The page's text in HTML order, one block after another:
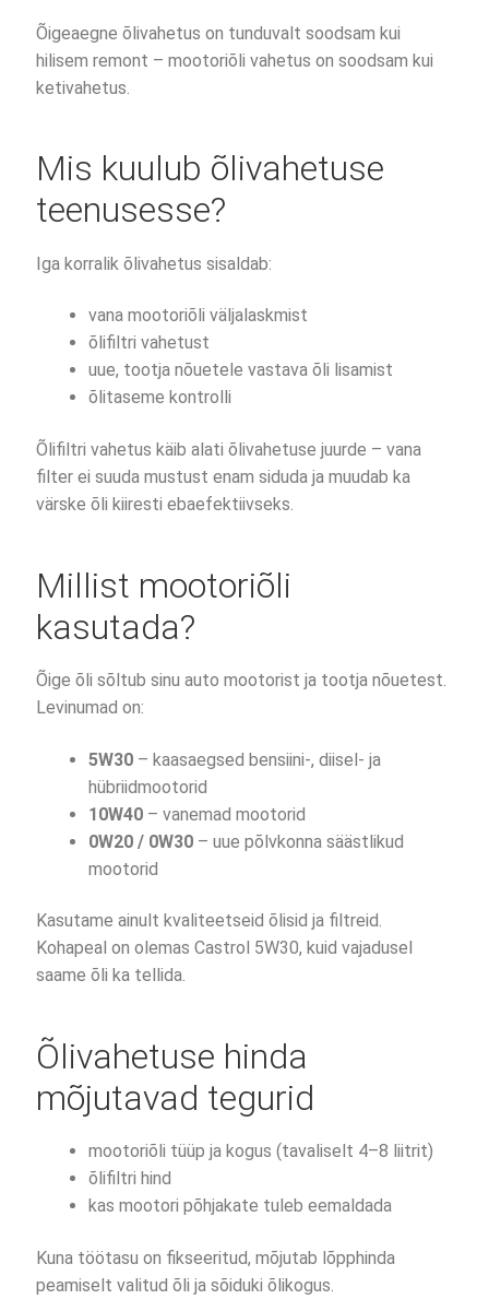
Õigeaegne õlivahetus on tunduvalt soodsam kui
hilisem remont – mootoriõli vahetus on soodsam kui
ketivahetus.
Mis kuulub õlivahetuse
teenusesse?
Iga korralik õlivahetus sisaldab:
vana mootoriõli väljalaskmist
õlifiltri vahetust
uue, tootja nõuetele vastava õli lisamist
õlitaseme kontrolli
Õlifiltri vahetus käib alati õlivahetuse juurde – vana
filter ei suuda mustust enam siduda ja muudab ka
värske õli kiiresti ebaefektiivseks.
Millist mootoriõli
kasutada?
Õige õli sõltub sinu auto mootorist ja tootja nõuetest.
Levinumad on:
5W30– kaasaegsed bensiini-, diisel- ja
hübriidmootorid
10W40– vanemad mootorid
0W20 / 0W30– uue põlvkonna säästlikud
mootorid
Kasutame ainult kvaliteetseid õlisid ja filtreid.
Kohapeal on olemas Castrol 5W30, kuid vajadusel
saame õli ka tellida.
Õlivahetuse hinda
mõjutavad tegurid
mootoriõli tüüp ja kogus (tavaliselt 4–8 liitrit)
õlifiltri hind
kas mootori põhjakate tuleb eemaldada
Kuna töötasu on fikseeritud, mõjutab lõpphinda
peamiselt valitud õli ja sõiduki õlikogus.